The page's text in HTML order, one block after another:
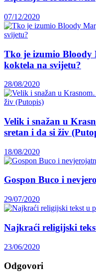
07/12/2020
Tko je izumio
koktela na svijetu?
28/08/2020
Velik i snažan u
sretan i da si živ
18/08/2020
Gospon Buco i
29/07/2020
Najkraći religijski
23/06/2020
Odgovori